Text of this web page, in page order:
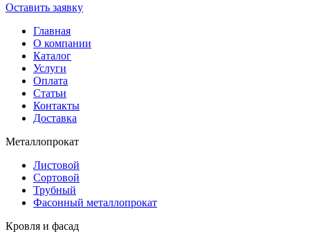
Оставить заявку
Главная
О компании
Каталог
Услуги
Оплата
Статьи
Контакты
Доставка
Металлопрокат
Листовой
Сортовой
Трубный
Фасонный металлопрокат
Кровля и фасад